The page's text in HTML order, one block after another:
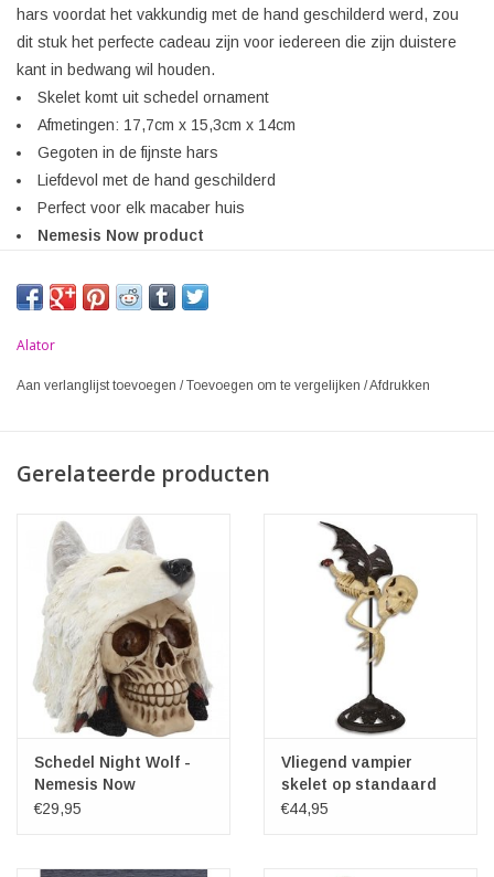
hars voordat het vakkundig met de hand geschilderd werd, zou
dit stuk het perfecte cadeau zijn voor iedereen die zijn duistere
kant in bedwang wil houden.
Skelet komt uit schedel ornament
Afmetingen: 17,7cm x 15,3cm x 14cm
Gegoten in de fijnste hars
Liefdevol met de hand geschilderd
Perfect voor elk macaber huis
Nemesis Now product
Alator
Aan verlanglijst toevoegen /Toevoegen om te vergelijken /Afdrukken
Gerelateerde producten
Schedel Night Wolf -
Nemesis Now
€29,95
Vliegend vampier
skelet op standaard
€44,95